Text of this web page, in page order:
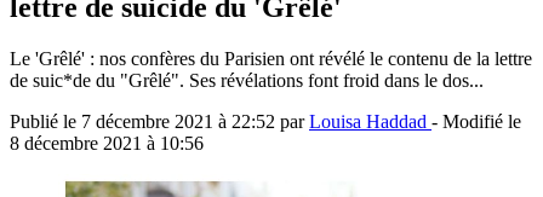
lettre de suicide du 'Grêlé'
Le 'Grêlé' : nos confères du Parisien ont révélé le contenu de la lettre
de suic*de du "Grêlé". Ses révélations font froid dans le dos...
Publié le 7 décembre 2021 à 22:52 parLouisa Haddad - Modifié le
8 décembre 2021 à 10:56